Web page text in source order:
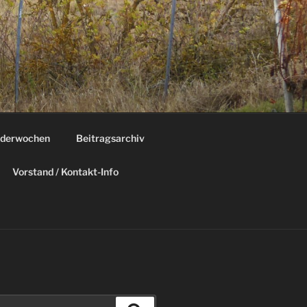
Beitragsarchiv
Vorstand / Kontakt-Info